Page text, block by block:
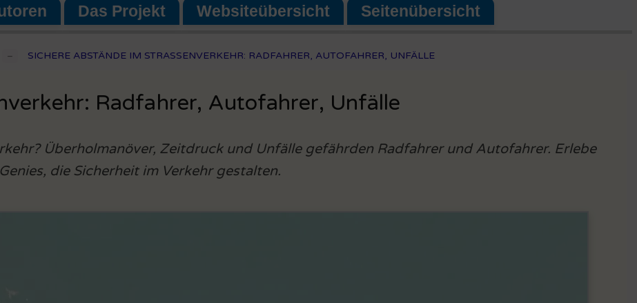
Das Projekt Websiteübersicht Seitenübersicht
– SICHERE ABSTÄNDE IM STRASSENVERKEHR: RADFAHRER, AUTOFAHRER, UNFÄLLE
Radfahrer, Autofahrer, Unfälle
Überholmanöver, Zeitdruck und Unfälle gefährden Radfahrer und Autofahrer. Erlebe
die Sicherheit im Verkehr gestalten.